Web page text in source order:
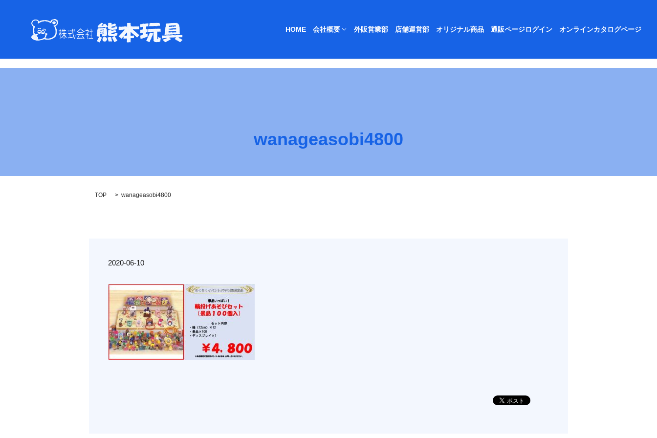
HOME 会社概要 外販営業部 店舗運営部 オリジナル商品 通販ページログイン オンラインカタログページ
wanageasobi4800
TOP wanageasobi4800
2020-06-10